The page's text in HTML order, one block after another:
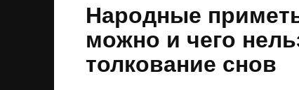
Народные
можно и чего
толкование снов